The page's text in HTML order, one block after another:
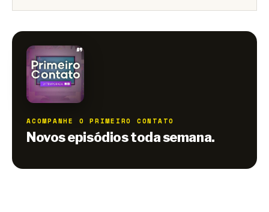
ACOMPANHE O PRIMEIRO CONTATO
Novos episódios toda semana.